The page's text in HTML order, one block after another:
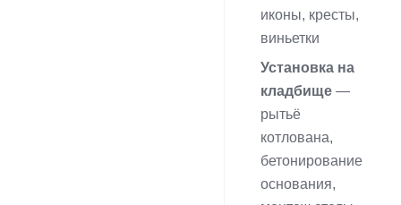
иконы, кресты,
виньетки
Установка на
кладбище —
рытьё
котлована,
бетонирование
основания,